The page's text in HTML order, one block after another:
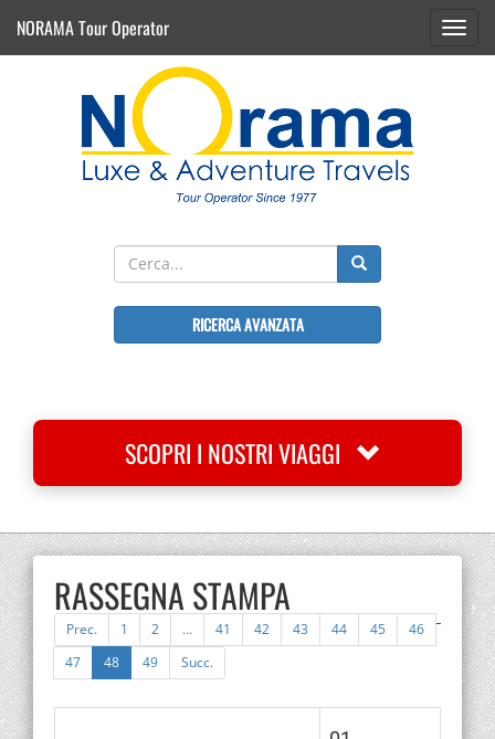
NORAMA Tour Operator
RICERCA AVANZATA
SCOPRI I NOSTRI VIAGGI
RASSEGNA STAMPA
Prec. 1 2 … 41 42 43 44 45
46
47
48 49 Succ.